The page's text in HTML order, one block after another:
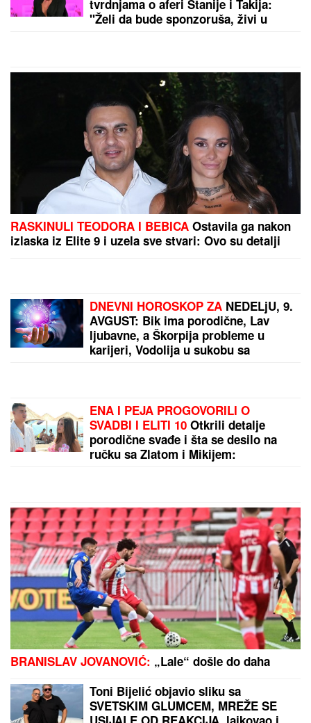
Napadnut Srđan Predojević! Sve se desilo pred
kuće, zašto je pristala na rijaliti i
obnaživanje: "Išla sam roditeljima da
kažem da odustajem"
OVO JE NAJLEPŠA VILA U BEOGRADU
sportista kupio kuću od TRI MILIONA EVRA, a ne
živi u Srbiji: Ima privatan bazen i fitnes salu